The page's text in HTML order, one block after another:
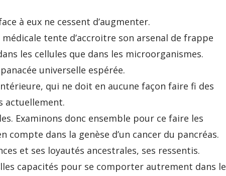
à eux ne cessent d’augmenter.
tente d’accroitre son arsenal de frappe
les cellules que dans les microorganismes.
universelle espérée.
qui ne doit en aucune façon faire fi des
actuellement.
Examinons donc ensemble pour ce faire les
dans la genèse d’un cancer du pancréas.
et ses loyautés ancestrales, ses ressentis.
capacités pour se comporter autrement dans le